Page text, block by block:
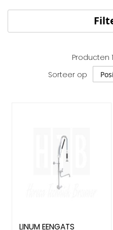
Producten
Sorteer op
LINUM EENGATS